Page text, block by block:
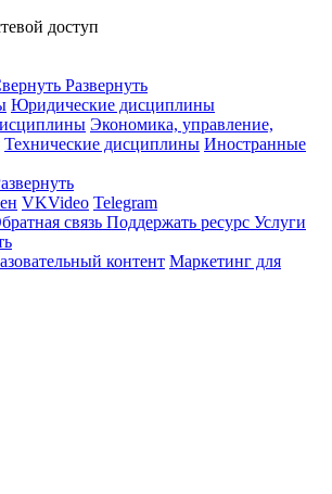
доступ
Развернуть
Юридические дисциплины
Экономика, управление,
Технические дисциплины Иностранные
VKVideo Telegram
связь Поддержать ресурс Услуги
контент Маркетинг для